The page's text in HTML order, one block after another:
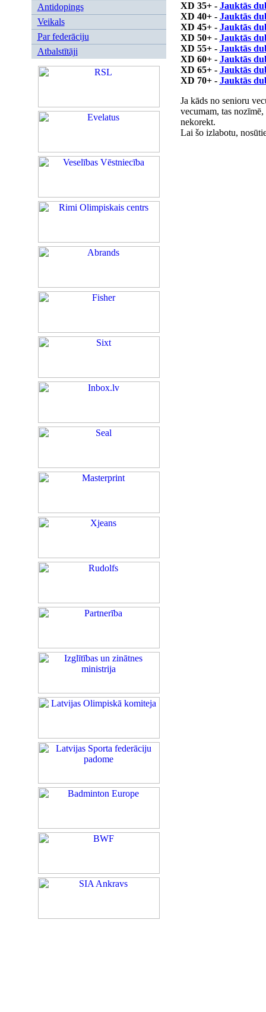
Antidopings
Veikals
Par federāciju
Atbalstītāji
XD 35+- Jauktās
XD 40+- Jauktās
XD 45+- Jauktās
XD 50+- Jauktās
XD 55+- Jauktās
XD 60+- Jauktās
XD 65+- Jauktās
XD 70+- Jauktās
Ja kāds no senioru
vecumam, tas
nekorekt.
Lai šo izlabotu,